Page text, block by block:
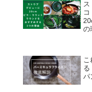
ス
コ
の
こ
る
パ